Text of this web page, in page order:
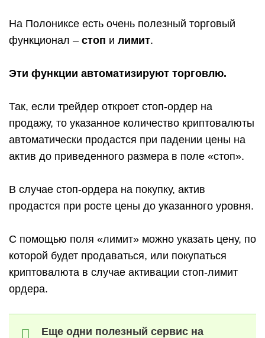
На Полониксе есть очень полезный торговый
функционал – стоп и лимит.
Эти функции автоматизируют торговлю.
Так, если трейдер откроет стоп-ордер на
продажу, то указанное количество криптовалюты
автоматически продастся при падении цены на
актив до приведенного размера в поле «стоп».
В случае стоп-ордера на покупку, актив
продастся при росте цены до указанного уровня.
С помощью поля «лимит» можно указать цену, по
которой будет продаваться, или покупаться
криптовалюта в случае активации стоп-лимит
ордера.
Еще одни полезный сервис на